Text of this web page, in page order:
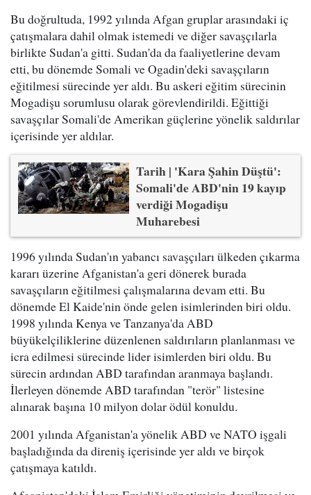
Bu doğrultuda, 1992 yılında Afgan gruplar arasındaki iç
çatışmalara dahil olmak istemedi ve diğer savaşçılarla
birlikte Sudan'a gitti. Sudan'da da faaliyetlerine devam
etti, bu dönemde Somali ve Ogadin'deki savaşçıların
eğitilmesi sürecinde yer aldı. Bu askeri eğitim sürecinin
Mogadişu sorumlusu olarak görevlendirildi. Eğittiği
savaşçılar Somali'de Amerikan güçlerine yönelik saldırılar
içerisinde yer aldılar.
Tarih | 'Kara Şahin Düştü':
Somali'de ABD'nin 19 kayıp
verdiği Mogadişu
Muharebesi
1996 yılında Sudan'ın yabancı savaşçıları ülkeden çıkarma
kararı üzerine Afganistan'a geri dönerek burada
savaşçıların eğitilmesi çalışmalarına devam etti. Bu
dönemde El Kaide'nin önde gelen isimlerinden biri oldu.
1998 yılında Kenya ve Tanzanya'da ABD
büyükelçiliklerine düzenlenen saldırıların planlanması ve
icra edilmesi sürecinde lider isimlerden biri oldu. Bu
sürecin ardından ABD tarafından aranmaya başlandı.
İlerleyen dönemde ABD tarafından "terör" listesine
alınarak başına 10 milyon dolar ödül konuldu.
2001 yılında Afganistan'a yönelik ABD ve NATO işgali
başladığında da direniş içerisinde yer aldı ve birçok
çatışmaya katıldı.